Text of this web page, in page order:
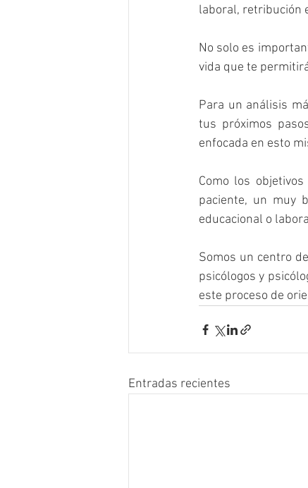
laboral, retribución
No solo es
vida que te
Para un análisis
tus próximos
enfocada en esto
Como los
paciente, un muy
educacional o
Somos un centro
psicólogos y
este proceso de
Entradas recientes